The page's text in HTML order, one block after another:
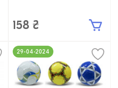
158 ₴
29-04-2024